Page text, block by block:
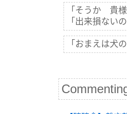
「そうか 貴
「出来損ない
「おまえは犬